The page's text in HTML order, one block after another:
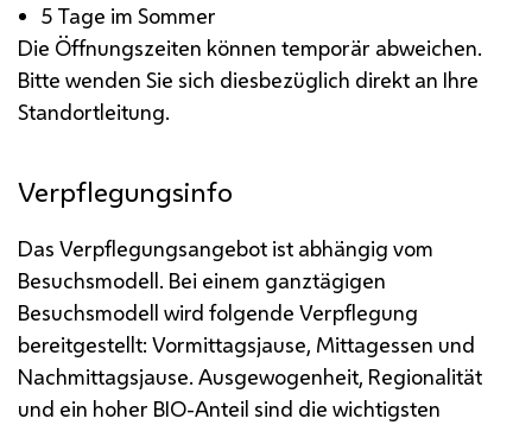
5 Tage im Sommer
Die Öffnungszeiten können temporär abweichen.
Bitte wenden Sie sich diesbezüglich direkt an Ihre
Standortleitung.
Verpflegungsinfo
Das Verpflegungsangebot ist abhängig vom
Besuchsmodell. Bei einem ganztägigen
Besuchsmodell wird folgende Verpflegung
bereitgestellt: Vormittagsjause, Mittagessen und
Nachmittagsjause. Ausgewogenheit, Regionalität
und ein hoher BIO-Anteil sind die wichtigsten